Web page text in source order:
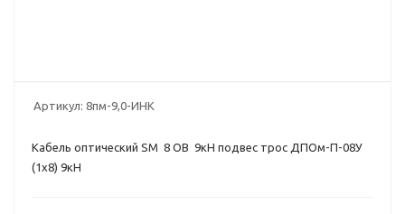
Артикул: 8пм-9,0-ИНК
Кабель оптический SM 8 ОВ 9кН подвес трос ДПОм-П-08У
(1х8) 9кН